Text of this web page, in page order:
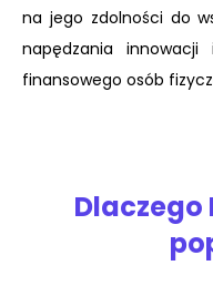
na jego zdolności do
napędzania
finansowego osób
Dlaczego